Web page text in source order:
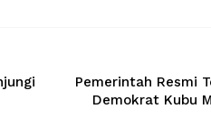
Pemerintah Resmi
Demokrat Kubu